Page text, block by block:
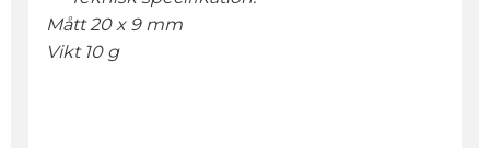
Mått 20 x 9 mm
Vikt 10 g